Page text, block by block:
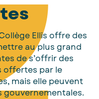
Ellis offre des
au plus grand
de s’offrir des
offertes par le
mais elle peuvent
gouvernementales.